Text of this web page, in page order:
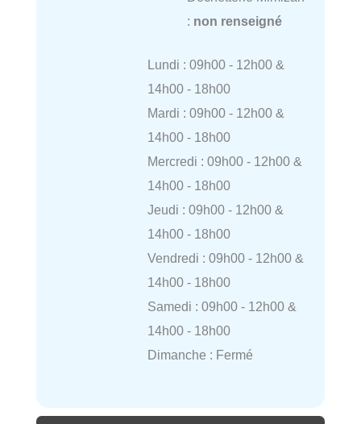
: non renseigné
Lundi : 09h00 - 12h00 &
14h00 - 18h00
Mardi : 09h00 - 12h00 &
14h00 - 18h00
Mercredi : 09h00 - 12h00 &
14h00 - 18h00
Jeudi : 09h00 - 12h00 &
14h00 - 18h00
Vendredi : 09h00 - 12h00 &
14h00 - 18h00
Samedi : 09h00 - 12h00 &
14h00 - 18h00
Dimanche : Fermé